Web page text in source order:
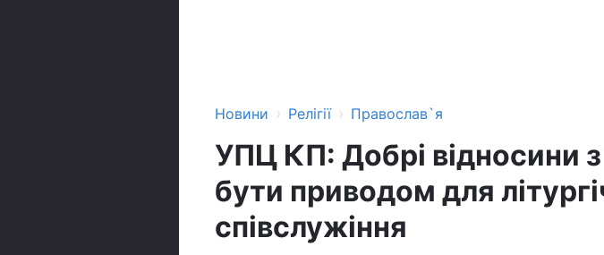
Новини › Релігії › Православ`я
УПЦ КП: Добрі відносини
бути приводом для
співслужіння